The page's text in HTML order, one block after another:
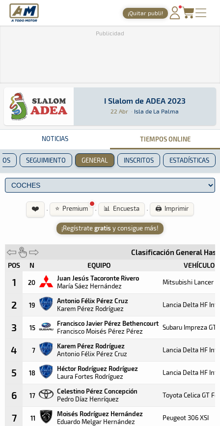
A Todo Motor · Revista del motor desde 1999
¡Quitar publi!
GALERÍAS
TIENDA
ARCHIVO
Publicidad
I Slalom de ADEA 2023
I Slalom de ADEA 2023
22 Abr · Isla de La Palma
Slalom · I Slalom de ADEA 2023: Aquí
Isla de La PalmaIsla de La Palma
NOTICIAS TIEMPOS ONLINE
SEGUIMIENTO GENERAL INSCRITOS ESTADÍSTICAS
❤️ · ⭐ Premium · 📊 Encuesta · 🖨️ Imprimir
¡Regístrategratis y consigue más!
Clasificación General
POS N EQUIPO VEHÍCULO
1 20
Juan Jesús Tacoronte Rivero
María Sáez Hernández Mitsubishi Lancer
2 19
Antonio Félix Pérez Cruz
Karem Pérez Rodríguez Lancia Delta HF
3 15
Francisco Javier Pérez Bethencourt
Francisco Moisés Pérez Pérez Subaru Impreza GT
4 7
Karem Pérez Rodríguez
Antonio Félix Pérez Cruz Lancia Delta HF
5 18
Héctor Rodríguez Rodríguez
Laura Fortes Rodríguez Lancia Delta HF
6 17
Celestino Pérez Concepción
Pedro Díaz Henríquez Toyota Celica GT
7 11
Moisés Rodríguez Hernández
Eduardo Melgar Hernández Peugeot 306 XSI